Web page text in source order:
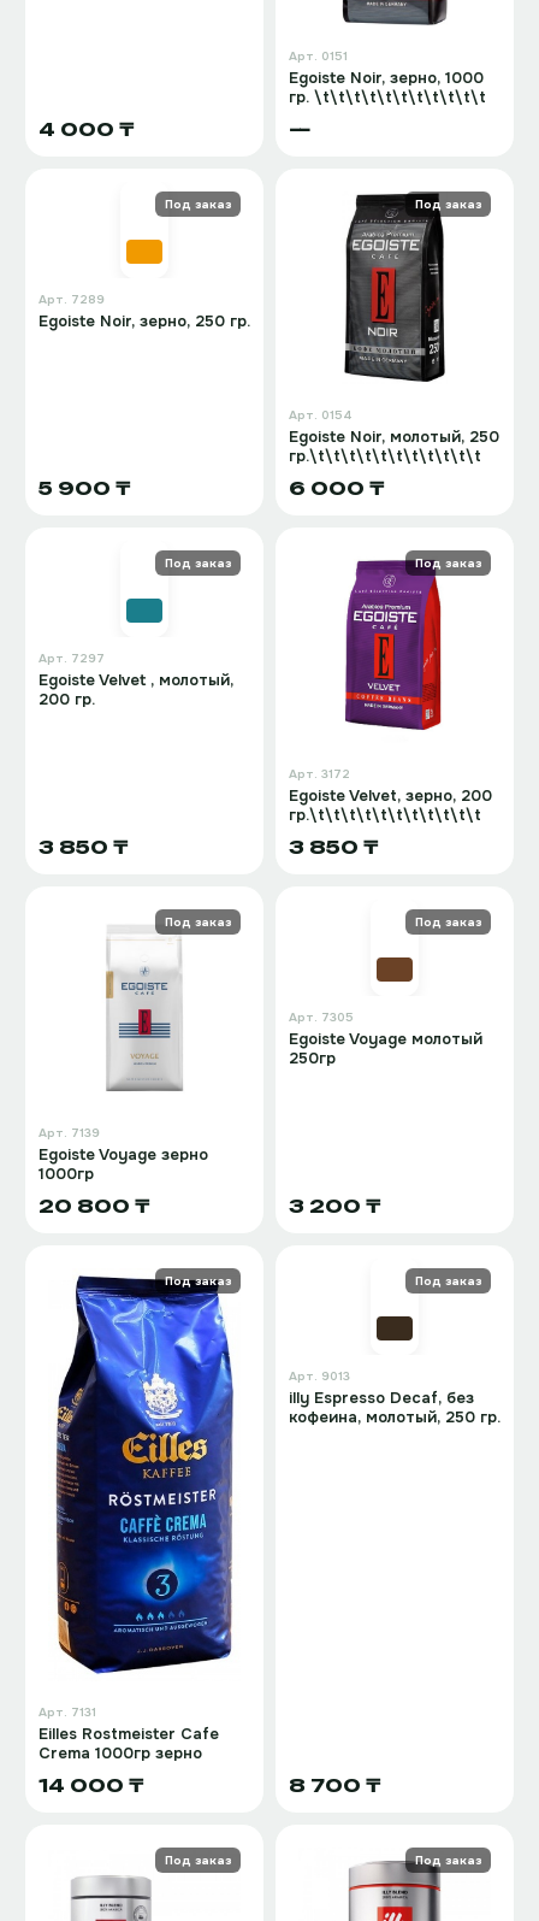
4 000 ₸
Арт. 0151
Egoiste Noir, зерно, 1000
гр. \t\t\t\t\t\t\t\t\t\t\t
—
Под заказ
Арт. 7289
Egoiste Noir, зерно, 250 гр.
5 900 ₸
Под заказ
Арт. 0154
Egoiste Noir, молотый, 250
гр.\t\t\t\t\t\t\t\t\t\t\t
6 000 ₸
Под заказ
Арт. 7297
Egoiste Velvet , молотый,
200 гр.
3 850 ₸
Под заказ
Арт. 3172
Egoiste Velvet, зерно, 200
гр.\t\t\t\t\t\t\t\t\t\t\t
3 850 ₸
Под заказ
Арт. 7139
Egoiste Voyage зерно
1000гр
20 800 ₸
Под заказ
Арт. 7305
Egoiste Voyage молотый
250гр
3 200 ₸
Под заказ
Арт. 7131
Eilles Rostmeister Cafe
Crema 1000гр зерно
14 000 ₸
Под заказ
Арт. 9013
illy Espresso Decaf, без
кофеина, молотый, 250 гр.
8 700 ₸
Под заказ Под заказ